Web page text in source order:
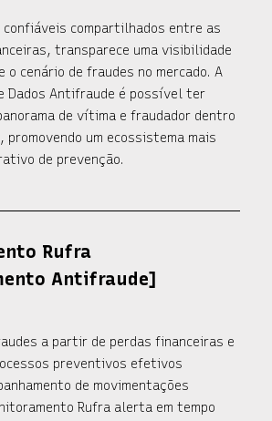
compartilhados entre as
transparece uma visibilidade
o cenário de fraudes no mercado. A
Dados Antifraude é possível ter
de vítima e fraudador dentro
um ecossistema mais
de prevenção.
Rufra
Antifraude]
a partir de perdas financeiras e
preventivos efetivos
de movimentações
Rufra alerta em tempo